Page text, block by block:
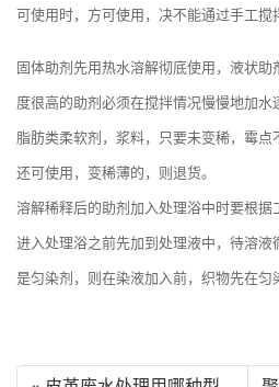
可使用时，方可使用，决不能通过手工搅
固体助剂先用热水溶解彻底使用，液状
度很高的助剂必须在搅拌情况慢慢地加
脂肪类柔软剂，浆料，只要未变稀，霉
还可使用，变稀薄的，则退货。
溶解稀释后的助剂加入处理浴中时要根
进入处理浴之前先加到处理液中，待溶
是匀染剂，则在染液加入前，织物先在匀